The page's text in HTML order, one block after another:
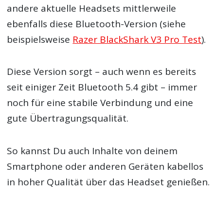
andere aktuelle Headsets mittlerweile
ebenfalls diese Bluetooth-Version (siehe
beispielsweise Razer BlackShark V3 Pro Test).
Diese Version sorgt – auch wenn es bereits
seit einiger Zeit Bluetooth 5.4 gibt – immer
noch für eine stabile Verbindung und eine
gute Übertragungsqualität.
So kannst Du auch Inhalte von deinem
Smartphone oder anderen Geräten kabellos
in hoher Qualität über das Headset genießen.